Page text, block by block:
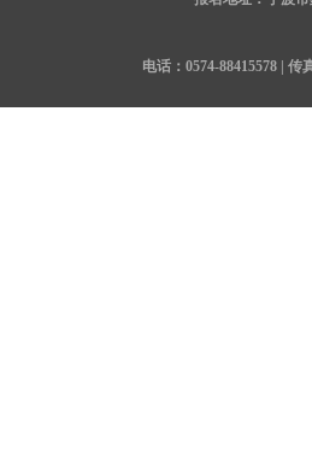
电话：0574-88415578 | 传